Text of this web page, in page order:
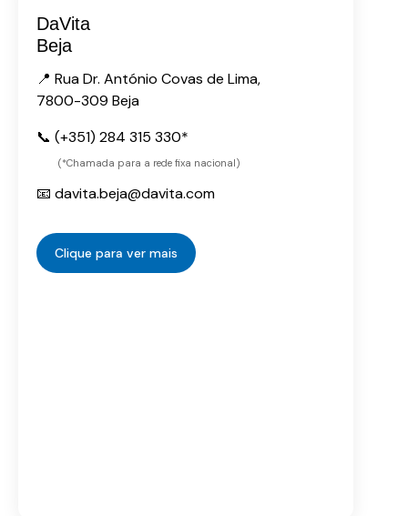
DaVita
Beja
📍 Rua Dr. António Covas de Lima,
7800-309 Beja
📞 (+351) 284 315 330*
(*Chamada para a rede fixa nacional)
📧 davita.beja@davita.com
Clique para ver mais